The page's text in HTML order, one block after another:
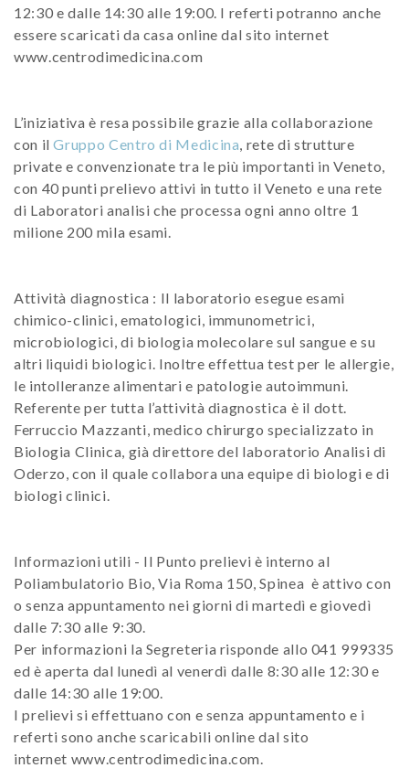
12:30 e dalle 14:30 alle 19:00. I referti potranno anche
essere scaricati da casa online dal sito internet
www.centrodimedicina.com
L’iniziativa è resa possibile grazie alla collaborazione
con ilGruppo Centro di Medicina, rete di strutture
private e convenzionate tra le più importanti in Veneto,
con 40 punti prelievo attivi in tutto il Veneto e una rete
di Laboratori analisi che processa ogni anno oltre 1
milione 200 mila esami.
Attività diagnostica : Il laboratorio esegue esami
chimico-clinici, ematologici, immunometrici,
microbiologici, di biologia molecolare sul sangue e su
altri liquidi biologici. Inoltre effettua test per le allergie,
le intolleranze alimentari e patologie autoimmuni.
Referente per tutta l’attività diagnostica è il dott.
Ferruccio Mazzanti, medico chirurgo specializzato in
Biologia Clinica, già direttore del laboratorio Analisi di
Oderzo, con il quale collabora una equipe di biologi e di
biologi clinici.
Informazioni utili - Il Punto prelievi è interno al
Poliambulatorio Bio, Via Roma 150, Spinea è attivo con
o senza appuntamento nei giorni di martedì e giovedì
dalle 7:30 alle 9:30.
Per informazioni la Segreteria risponde allo 041 999335
ed è aperta dal lunedì al venerdì dalle 8:30 alle 12:30 e
dalle 14:30 alle 19:00.
I prelievi si effettuano con e senza appuntamento e i
referti sono anche scaricabili online dal sito
internet www.centrodimedicina.com.